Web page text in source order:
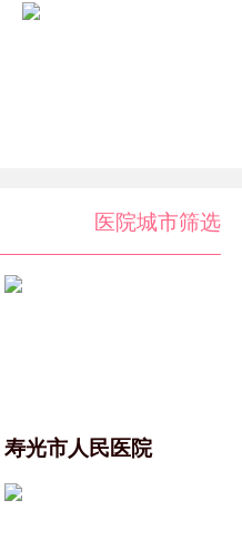
医院城市筛选
寿光市人民医院